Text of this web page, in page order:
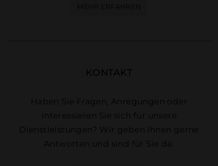
KONTAKT
Haben Sie Fragen, Anregungen oder
interessieren Sie sich für unsere
Dienstleistungen? Wir geben Ihnen gerne
Antworten und sind für Sie da.